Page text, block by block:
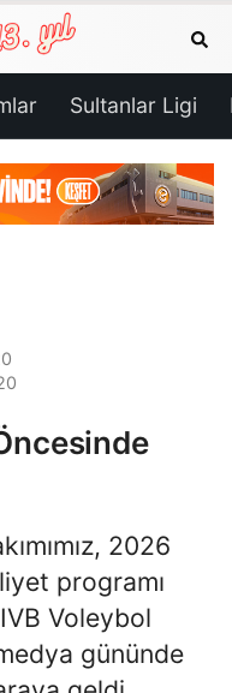
Sultanlar Ligi
2026
programı
Voleybol
gününde